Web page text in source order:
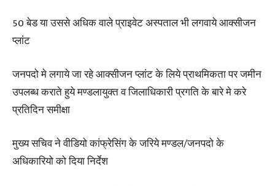
50 बेड या उससे अधिक वाले प्राइवेट अस्पताल भी लगवाये आक्सीजन
प्लांट
जनपदो मे लगाये जा रहे आक्सीजन प्लांट के लिये प्राथमिकता पर जमीन
उपलब्ध कराते हुये मण्डलायुक्त व जिलाधिकारी प्रगति के बारे मे करे
प्रतिदिन समीक्षा
मुख्य सचिव ने वीडियो कांफ्रेसिंग के जरिये मण्डल/जनपदो के
अधिकारियो को दिया निर्देश